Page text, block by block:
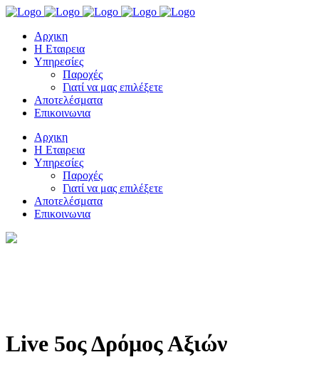
Αρχικη
Η Εταιρεια
Υπηρεσίες
Παροχές
Γιατί να μας επιλέξετε
Αποτελέσματα
Επικοινωνια
Αρχικη
Η Εταιρεια
Υπηρεσίες
Παροχές
Γιατί να μας επιλέξετε
Αποτελέσματα
Επικοινωνια
Live 5ος Δρόμος Αξιών